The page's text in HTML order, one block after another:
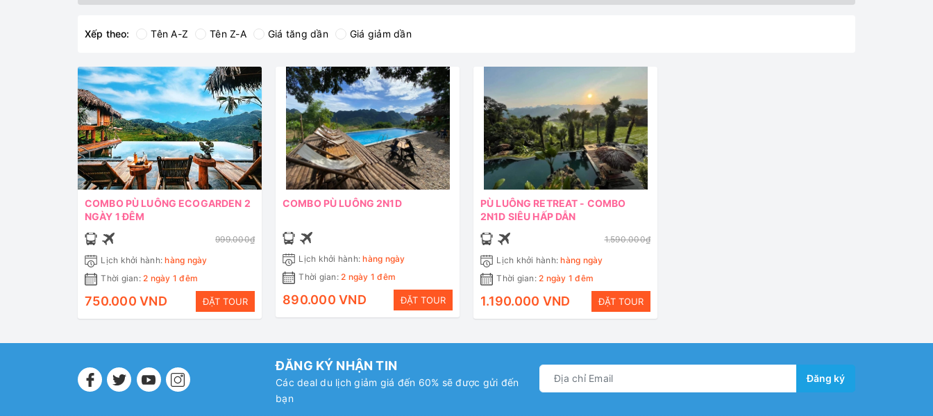
Xếp theo: Tên A-Z Tên Z-A Giá tăng dần Giá giảm dần
COMBO PÙ LUÔNG ECOGARDEN 2
NGÀY 1 ĐÊM
999.000₫
Lịch khởi hành:hàng ngày
Thời gian: 2 ngày 1 đêm
750.000 VND ĐẶT TOUR
COMBO PÙ LUÔNG 2N1D
Lịch khởi hành:hàng ngày
Thời gian: 2 ngày 1 đêm
890.000 VND ĐẶT TOUR
PÙ LUÔNG RETREAT - COMBO
2N1D SIÊU HẤP DẪN
1.590.000₫
Lịch khởi hành:hàng ngày
Thời gian: 2 ngày 1 đêm
1.190.000 VND ĐẶT TOUR
ĐĂNG KÝ NHẬN TIN
Các deal du lịch giảm giá đến 60% sẽ được gửi đến
bạn
Đăng ký